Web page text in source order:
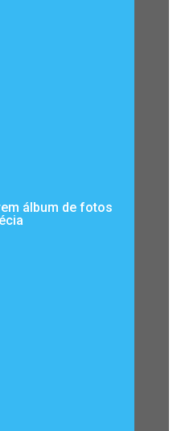
álbum de fotos